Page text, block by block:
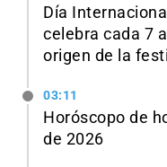
Día
celebra cada 7
origen de la
03:11
Horóscopo de
de 2026